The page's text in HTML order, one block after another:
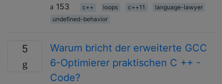
153
c++ loops c++11
language-lawyer
undefined-behavior
5
Warum bricht der erweiterte GCC
6-Optimierer praktischen C ++ -
Code?